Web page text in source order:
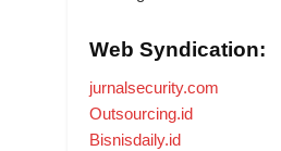
Web Syndication:
jurnalsecurity.com
Outsourcing.id
Bisnisdaily.id